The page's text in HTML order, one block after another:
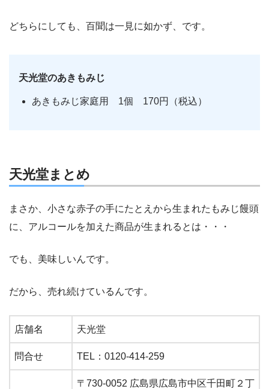
どちらにしても、百聞は一見に如かず、です。
天光堂のあきもみじ
あきもみじ家庭用 1個 170円（税込）
天光堂まとめ
まさか、小さな赤子の手にたとえから生まれたもみじ饅頭
に、アルコールを加えた商品が生まれるとは・・・
でも、美味しいんです。
だから、売れ続けているんです。
店舗名 天光堂
問合せ TEL：0120-414-259
〒730-0052 広島県広島市中区千田町２丁